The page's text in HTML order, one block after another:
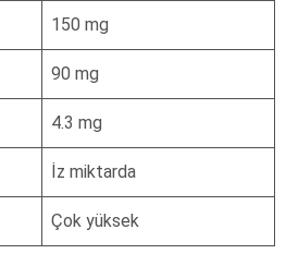
150 mg
90 mg
4.3 mg
İz miktarda
Çok yüksek